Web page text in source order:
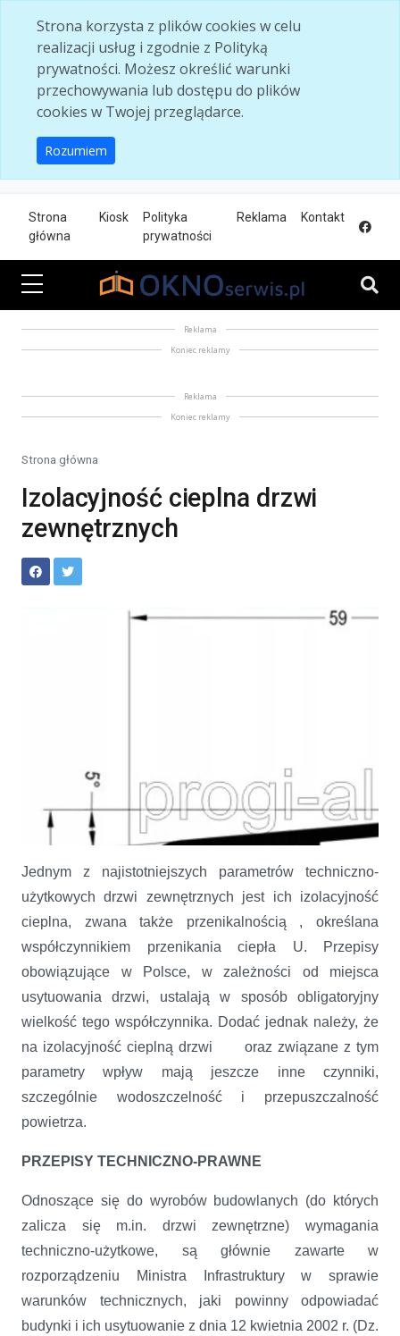
Strona korzysta z plików cookies w celu
realizacji usług i zgodnie z Polityką
prywatności. Możesz określić warunki
przechowywania lub dostępu do plików
cookies w Twojej przeglądarce.
Rozumiem
Strona
główna
Kiosk
Polityka
prywatności
Reklama Kontakt
Reklama
Koniec reklamy
Reklama
Koniec reklamy
Strona główna
Izolacyjność cieplna drzwi
zewnętrznych
Izolacyjność cieplna drzwi zewnętrznych
Jednym z najistotniejszych parametrów techniczno-
użytkowych drzwi zewnętrznych jest ich izolacyjność
cieplna, zwana także przenikalnością , określana
współczynnikiem przenikania ciepła U. Przepisy
obowiązujące w Polsce, w zależności od miejsca
usytuowania drzwi, ustalają w sposób obligatoryjny
wielkość tego współczynnika. Dodać jednak należy, że
na izolacyjność cieplną drzwi oraz związane z tym
parametry wpływ mają jeszcze inne czynniki,
szczególnie wodoszczelność i przepuszczalność
powietrza.
PRZEPISY TECHNICZNO-PRAWNE
Odnoszące się do wyrobów budowlanych (do których
zalicza się m.in. drzwi zewnętrzne) wymagania
techniczno-użytkowe, są głównie zawarte w
rozporządzeniu Ministra Infrastruktury w sprawie
warunków technicznych, jaki powinny odpowiadać
budynki i ich usytuowanie z dnia 12 kwietnia 2002 r. (Dz.